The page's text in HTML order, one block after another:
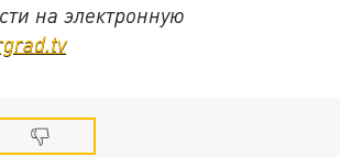
на электронную